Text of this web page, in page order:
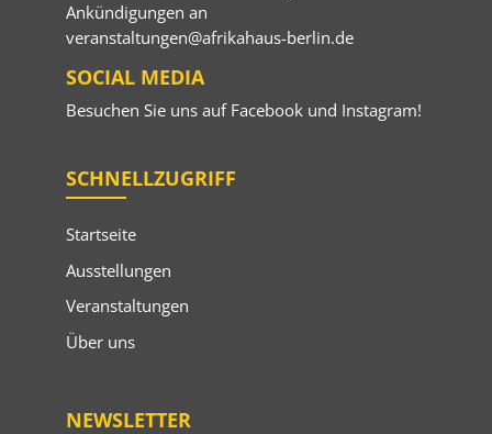
Ankündigungen an
veranstaltungen@afrikahaus-berlin.de
SOCIAL MEDIA
Besuchen Sie uns auf Facebookund Instagram!
SCHNELLZUGRIFF
Startseite
Ausstellungen
Veranstaltungen
Über uns
NEWSLETTER